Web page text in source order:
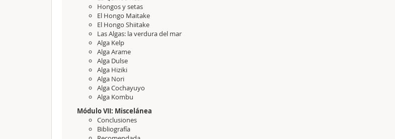
Hongos y setas
El Hongo Maitake
El Hongo Shiitake
Las Algas: la verdura del mar
Alga Kelp
Alga Arame
Alga Dulse
Alga Hiziki
Alga Nori
Alga Cochayuyo
Alga Kombu
Módulo VII: Miscelánea
Conclusiones
Bibliografía